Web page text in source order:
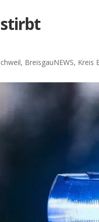
, BreisgauNEWS, Kreis